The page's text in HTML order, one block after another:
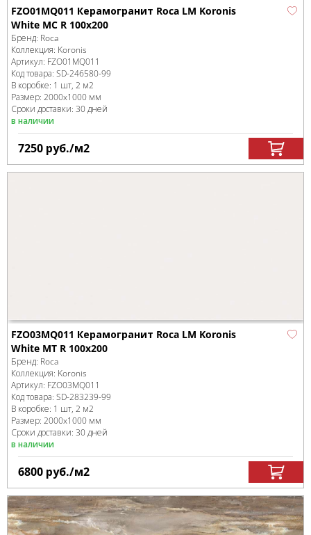
FZO01MQ011 Керамогранит Roca LM Koronis
White MC R 100x200
Бренд: Roca
Коллекция: Koronis
Артикул: FZO01MQ011
Код товара: SD-246580-99
В коробке: 1 шт, 2 м2
Размер: 2000x1000 мм
Сроки доставки: 30 дней
в наличии
7250 руб./м2
FZO03MQ011 Керамогранит Roca LM Koronis
White MT R 100x200
Бренд: Roca
Коллекция: Koronis
Артикул: FZO03MQ011
Код товара: SD-283239-99
В коробке: 1 шт, 2 м2
Размер: 2000x1000 мм
Сроки доставки: 30 дней
в наличии
6800 руб./м2